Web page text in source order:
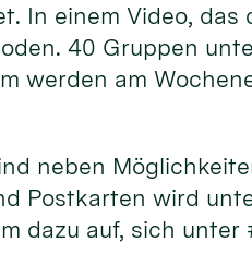
In einem Video,
40 Gruppen
werden am
neben
Postkarten wird
dazu auf, sich